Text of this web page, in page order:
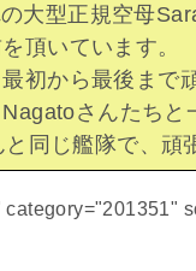
大型正規空母
頂いています。
初から最後まで
さんたちと
同じ艦隊で、頑